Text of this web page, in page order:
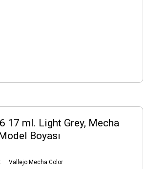
17 ml. Light Grey, Mecha
Boyası
Vallejo Mecha Color